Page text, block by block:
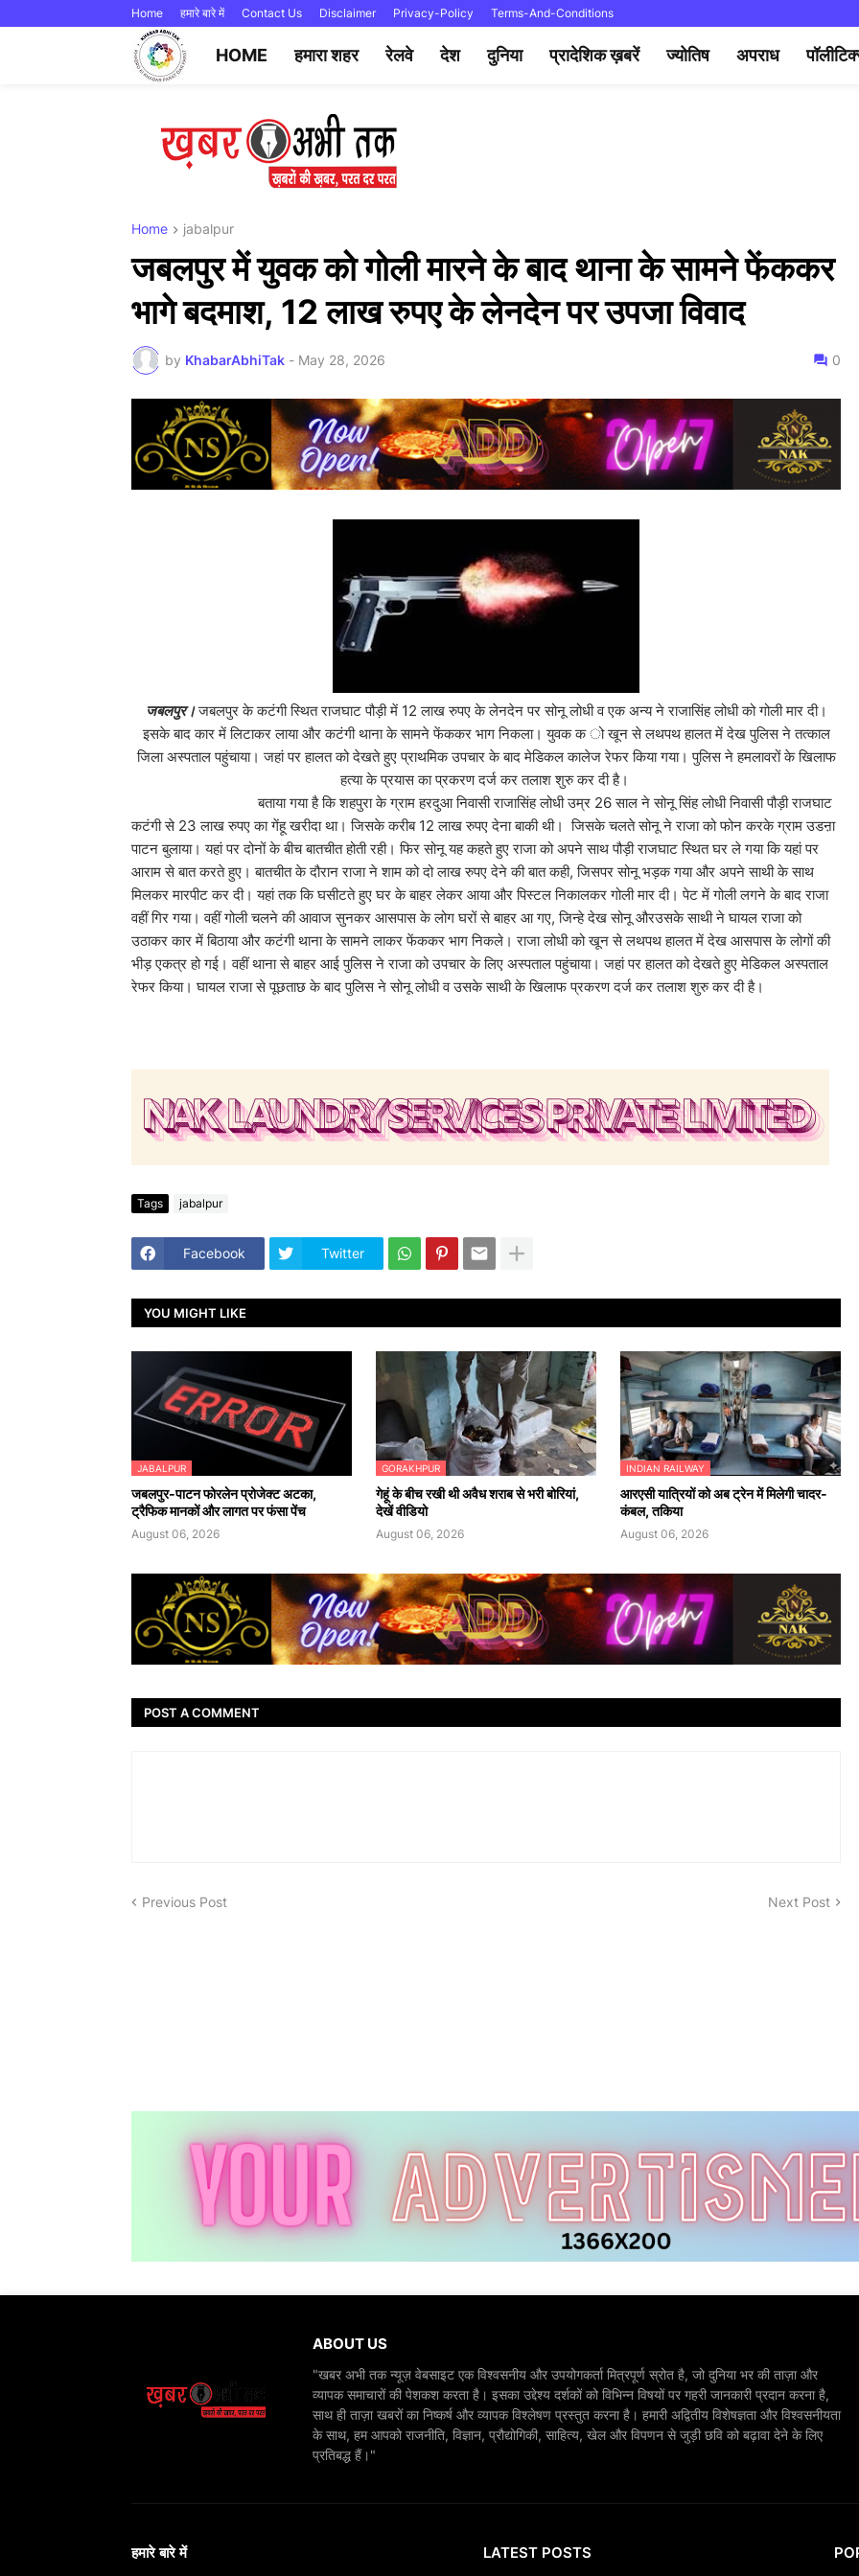
Home हमारे बारे में Contact Us Disclaimer Privacy-Policy Terms-And-Conditions
HOME हमारा शहर रेलवे देश दुनिया प्रादेशिक ख़बरें ज्योतिष अपराध
Home jabalpur
जबलपुर में युवक को गोली मारने के बाद थाना के सामने फेंककर
भागे बदमाश, 12 लाख रुपए के लेनदेन पर उपजा विवाद
by KhabarAbhiTak - May 28, 2026 0
जबलपुर।जबलपुर के कटंगी स्थित राजघाट पौड़ी में 12 लाख रुपए के लेनदेन पर सोनू लोधी व एक अन्य ने राजासिंह लोधी को गोली मार दी।
इसके बाद कार में लिटाकर लाया और कटंगी थाना के सामने फेंककर भाग निकला। युवक क ो खून से लथपथ हालत में देख पुलिस ने तत्काल
जिला अस्पताल पहुंचाया। जहां पर हालत को देखते हुए प्राथमिक उपचार के बाद मेडिकल कालेज रेफर किया गया। पुलिस ने हमलावरों के खिलाफ
हत्या के प्रयास का प्रकरण दर्ज कर तलाश शुरु कर दी है।
बताया गया है कि शहपुरा के ग्राम हरदुआ निवासी राजासिंह लोधी उम्र 26 साल ने सोनू सिंह लोधी निवासी पौड़ी राजघाट
कटंगी से 23 लाख रुपए का गेंहू खरीदा था। जिसके करीब 12 लाख रुपए देना बाकी थी। जिसके चलते सोनू ने राजा को फोन करके ग्राम उडऩा
पाटन बुलाया। यहां पर दोनों के बीच बातचीत होती रही। फिर सोनू यह कहते हुए राजा को अपने साथ पौड़ी राजघाट स्थित घर ले गया कि यहां पर
आराम से बात करते हुए। बातचीत के दौरान राजा ने शाम को दो लाख रुपए देने की बात कही, जिसपर सोनू भड़क गया और अपने साथी के साथ
मिलकर मारपीट कर दी। यहां तक कि घसीटते हुए घर के बाहर लेकर आया और पिस्टल निकालकर गोली मार दी। पेट में गोली लगने के बाद राजा
वहीं गिर गया। वहीं गोली चलने की आवाज सुनकर आसपास के लोग घरों से बाहर आ गए, जिन्हे देख सोनू औरउसके साथी ने घायल राजा को
उठाकर कार में बिठाया और कटंगी थाना के सामने लाकर फेंककर भाग निकले। राजा लोधी को खून से लथपथ हालत में देख आसपास के लोगों की
भीड़ एकत्र हो गई। वहीं थाना से बाहर आई पुलिस ने राजा को उपचार के लिए अस्पताल पहुंचाया। जहां पर हालत को देखते हुए मेडिकल अस्पताल
रेफर किया। घायल राजा से पूछताछ के बाद पुलिस ने सोनू लोधी व उसके साथी के खिलाफ प्रकरण दर्ज कर तलाश शुरु कर दी है।
Tags jabalpur
Facebook Twitter
YOU MIGHT LIKE
JABALPUR
जबलपुर-पाटन फोरलेन प्रोजेक्ट अटका,
ट्रैफिक मानकों और लागत पर फंसा पेंच
August 06, 2026
GORAKHPUR
गेहूं के बीच रखी थी अवैध शराब से भरी बोरियां,
देखें वीडियो
August 06, 2026
INDIAN RAILWAY
आरएसी यात्रियों को अब ट्रेन में मिलेगी चादर-
कंबल, तकिया
August 06, 2026
POST A COMMENT
Previous Post Next Post
ABOUT US
"खबर अभी तक न्यूज़ वेबसाइट एक विश्वसनीय और उपयोगकर्ता मित्रपूर्ण स्रोत है, जो दुनिया भर की ताज़ा और
व्यापक समाचारों की पेशकश करता है। इसका उद्देश्य दर्शकों को विभिन्न विषयों पर गहरी जानकारी प्रदान करना है,
साथ ही ताज़ा खबरों का निष्कर्ष और व्यापक विश्लेषण प्रस्तुत करना है। हमारी अद्वितीय विशेषज्ञता और विश्वसनीयता
के साथ, हम आपको राजनीति, विज्ञान, प्रौद्योगिकी, साहित्य, खेल और विपणन से जुड़ी छवि को बढ़ावा देने के लिए
प्रतिबद्ध हैं।"
हमारे बारे में LATEST POSTS